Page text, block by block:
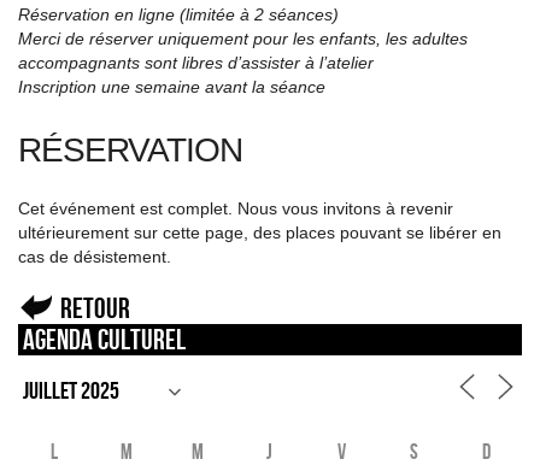
Réservation en ligne (limitée à 2 séances)
Merci de réserver uniquement pour les enfants, les adultes
accompagnants sont libres d’assister à l’atelier
Inscription une semaine avant la séance
RÉSERVATION
Cet événement est complet. Nous vous invitons à revenir
ultérieurement sur cette page, des places pouvant se libérer en
cas de désistement.
Retour
Agenda culturel
L M M J V S D